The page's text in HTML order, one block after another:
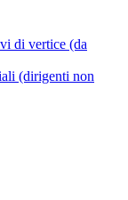
di vertice (da
(dirigenti non